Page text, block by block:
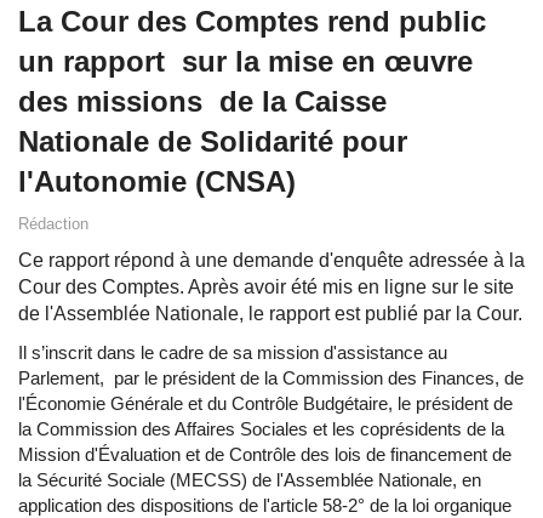
La Cour des Comptes rend public
un rapport sur la mise en œuvre
des missions de la Caisse
Nationale de Solidarité pour
l'Autonomie (CNSA)
Rédaction
Ce rapport répond à une demande d'enquête adressée à la
Cour des Comptes. Après avoir été mis en ligne sur le site
de l'Assemblée Nationale, le rapport est publié par la Cour.
Il s’inscrit dans le cadre de sa mission d'assistance au
Parlement, par le président de la Commission des Finances, de
l'Économie Générale et du Contrôle Budgétaire, le président de
la Commission des Affaires Sociales et les coprésidents de la
Mission d'Évaluation et de Contrôle des lois de financement de
la Sécurité Sociale (MECSS) de l'Assemblée Nationale, en
application des dispositions de l'article 58-2° de la loi organique